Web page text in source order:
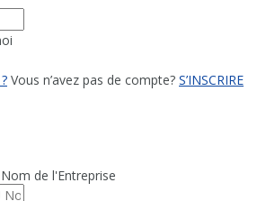
Vous n’avez pas de compte? S’INSCRIRE
de l'Entreprise